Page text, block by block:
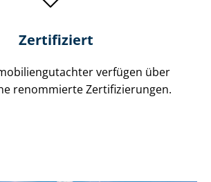
Zertifiziert
verfügen über
renommierte Zer­ti­fi­zie­run­gen.